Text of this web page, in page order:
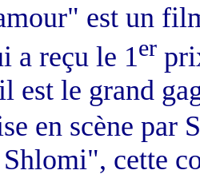
est un
a reçu le 1er
est le grand
en scène par
cette